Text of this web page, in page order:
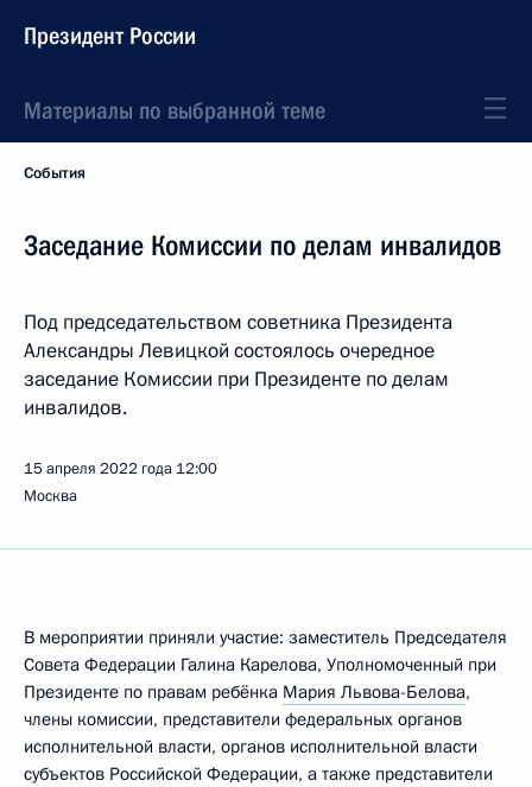
Президент России
Материалы по выбранной теме
События
Заседание Комиссии по делам инвалидов
Под председательством советника Президента
Александры Левицкой состоялось очередное
заседание Комиссии при Президенте по делам
инвалидов.
15 апреля 2022 года 12:00
Москва
В мероприятии приняли участие: заместитель Председателя
Совета Федерации Галина Карелова, Уполномоченный при
Президенте по правам ребёнка Мария Львова-Белова,
члены комиссии, представители федеральных органов
исполнительной власти, органов исполнительной власти
субъектов Российской Федерации, а также представители